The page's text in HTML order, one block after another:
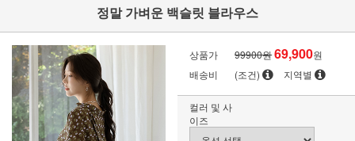
정말 가벼운 백슬릿 블라우스
상품가 99900원69,900원
배송비
(조건) 지역별
컬러 및 사
이즈